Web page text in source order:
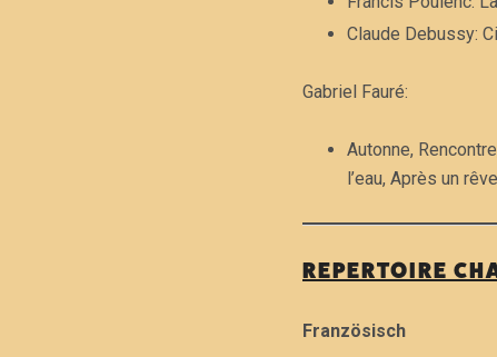
Claude
Gabriel Fauré:
Autonne,
l’eau, Après un
REPERTOIRE
Französisch